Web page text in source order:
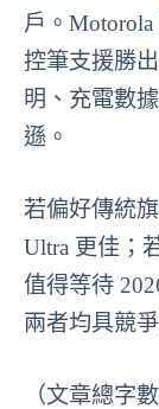
戶。
控筆支援勝
明、充電數
遜。
若偏好傳統
Ultra 更佳；
值得等待
兩者均具競
（文章總字